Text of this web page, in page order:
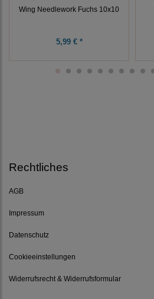
Wing Needlework Fuchs 10x10
5,99 € *
Rechtliches
AGB
Impressum
Datenschutz
Cookieeinstellungen
Widerrufsrecht & Widerrufsformular